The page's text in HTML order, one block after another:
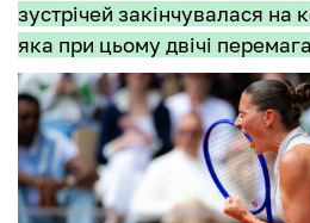
зустрічей закінчувалася на
яка при цьому двічі